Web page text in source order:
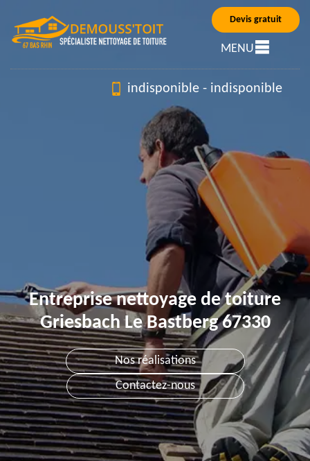
Devis gratuit
MENU
indisponible - indisponible
Entreprise nettoyage de toiture
Griesbach Le Bastberg 67330
Nos réalisations
Contactez-nous